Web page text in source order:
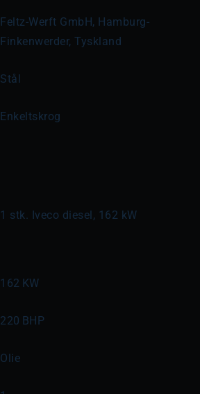
Feltz-Werft GmbH, Hamburg-
Finkenwerder, Tyskland
Stål
Enkeltskrog
1 stk. Iveco diesel, 162 kW
162 KW
220 BHP
Olie